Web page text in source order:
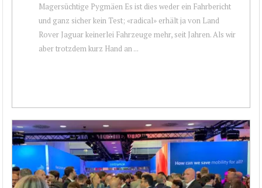
Magersüchtige Pygmäen Es ist dies weder ein Fahrbericht
und ganz sicher kein Test; «radical» erhält ja von Land
Rover Jaguar keinerlei Fahrzeuge mehr, seit Jahren. Als wir
aber trotzdem kurz Hand an ...